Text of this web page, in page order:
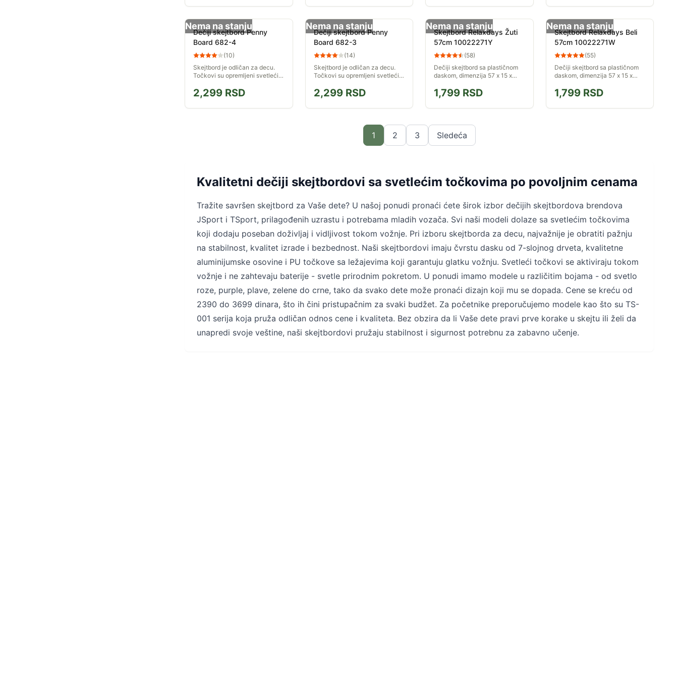
Nema na stanju
Dečiji skejtbord Penny
Board 682-4
(10)
Skejtbord je odličan za decu.
Točkovi su opremljeni svetlećim
isticati u večernjim satima. Na
dasci skejtborda postoji...
2,299 RSD
Nema na stanju
Dečiji skejtbord Penny
Board 682-3
(14)
Skejtbord je odličan za decu.
Točkovi su opremljeni svetlećim
isticati u večernjim satima. Na
dasci skejtborda postoji...
2,299RSD
Nema na stanju
Skejtbord Relaxdays Žuti
57cm 10022271Y
(58)
Dečiji skejtbord sa plastičnom
daskom, dimenzija 57 x 15 x
1,799 RSD
Nema na stanju
Skejtbord Relaxdays Beli
57cm 10022271W
(55)
Dečiji skejtbord sa plastičnom
daskom, dimenzija 57 x 15 x
1,799RSD
1 2 3 Sledeća
Kvalitetni dečiji skejtbordovi sa svetlećim točkovima po povoljnim cenama
Tražite savršen skejtbord za Vaše dete? U našoj ponudi pronaći ćete širok izbor dečijih skejtbordova brendova
JSport i TSport, prilagođenih uzrastu i potrebama mladih vozača. Svi naši modeli dolaze sa svetlećim točkovima
koji dodaju poseban doživljaj i vidljivost tokom vožnje. Pri izboru skejtborda za decu, najvažnije je obratiti pažnju
na stabilnost, kvalitet izrade i bezbednost. Naši skejtbordovi imaju čvrstu dasku od 7-slojnog drveta, kvalitetne
aluminijumske osovine i PU točkove sa ležajevima koji garantuju glatku vožnju. Svetleći točkovi se aktiviraju tokom
vožnje i ne zahtevaju baterije - svetle prirodnim pokretom. U ponudi imamo modele u različitim bojama - od svetlo
roze, purple, plave, zelene do crne, tako da svako dete može pronaći dizajn koji mu se dopada. Cene se kreću od
2390 do 3699 dinara, što ih čini pristupačnim za svaki budžet. Za početnike preporučujemo modele kao što su TS-
001 serija koja pruža odličan odnos cene i kvaliteta. Bez obzira da li Vaše dete pravi prve korake u skejtu ili želi da
unapredi svoje veštine, naši skejtbordovi pružaju stabilnost i sigurnost potrebnu za zabavno učenje.